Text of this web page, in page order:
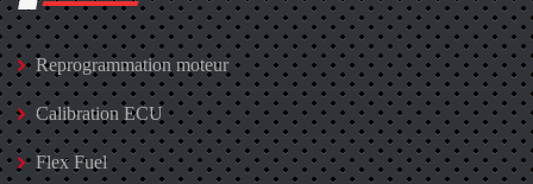
Reprogrammation moteur
Calibration ECU
Flex Fuel